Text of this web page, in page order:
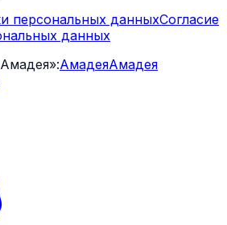
персональных данныхСогласие
данных
АмадеяАмадея